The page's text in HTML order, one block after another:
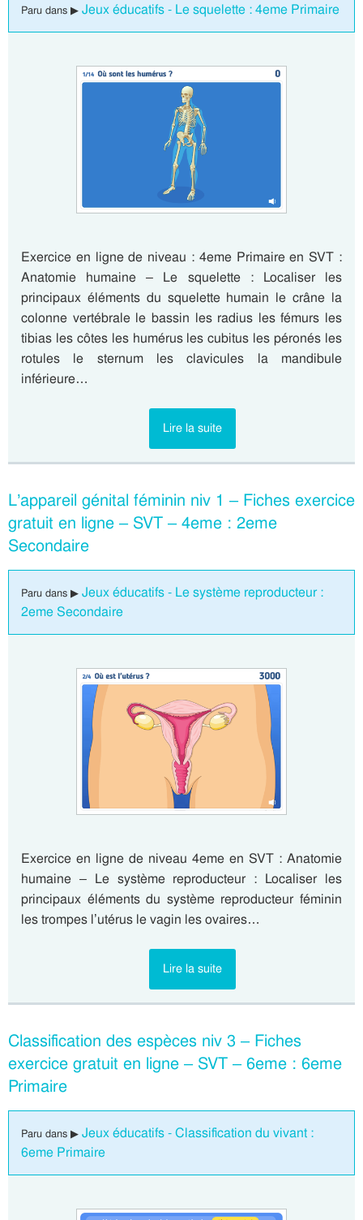
Paru dans ▶ Jeux éducatifs - Le squelette : 4eme Primaire
Exercice en ligne de niveau : 4eme Primaire en SVT :
Anatomie humaine – Le squelette : Localiser les
principaux éléments du squelette humain le crâne la
colonne vertébrale le bassin les radius les fémurs les
tibias les côtes les humérus les cubitus les péronés les
rotules le sternum les clavicules la mandibule
inférieure…
Lire la suite
L’appareil génital féminin niv 1 – Fiches exercice
gratuit en ligne – SVT – 4eme : 2eme
Secondaire
Paru dans ▶ Jeux éducatifs - Le système reproducteur :
2eme Secondaire
Exercice en ligne de niveau 4eme en SVT : Anatomie
humaine – Le système reproducteur : Localiser les
principaux éléments du système reproducteur féminin
les trompes l’utérus le vagin les ovaires…
Lire la suite
Classification des espèces niv 3 – Fiches
exercice gratuit en ligne – SVT – 6eme : 6eme
Primaire
Paru dans ▶ Jeux éducatifs - Classification du vivant :
6eme Primaire